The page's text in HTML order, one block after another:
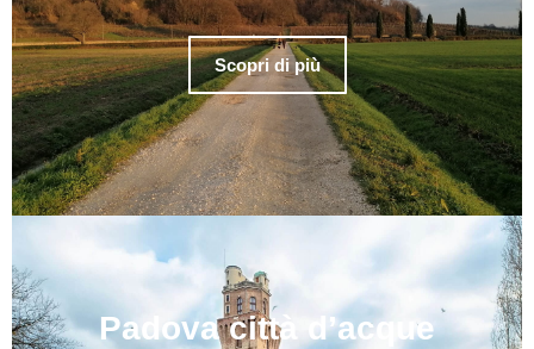
Scopri di più
Padova città d’acque